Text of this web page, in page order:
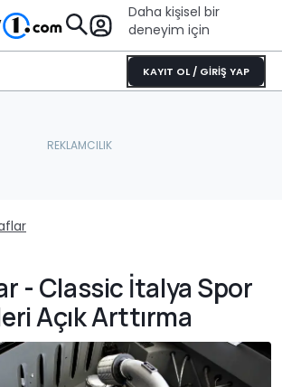
Daha kişisel bir
deneyim için
KAYIT OL / GİRİŞ YAP
- Classic İtalya Spor
Açık Arttırma